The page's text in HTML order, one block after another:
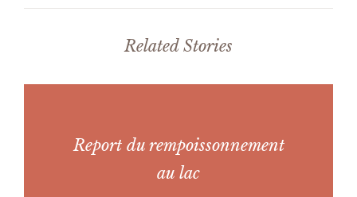
Related Stories
Report du rempoissonnement
au lac